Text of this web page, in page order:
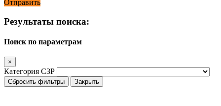
Отправить
Результаты поиска:
Поиск по параметрам
×
Категория СЗР
Сбросить фильтры Закрыть